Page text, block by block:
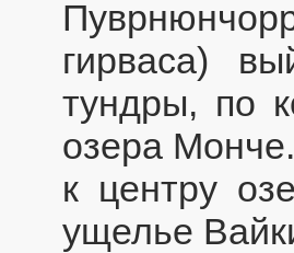
гирваса)
тундры, по
озера
к центру
ущелье